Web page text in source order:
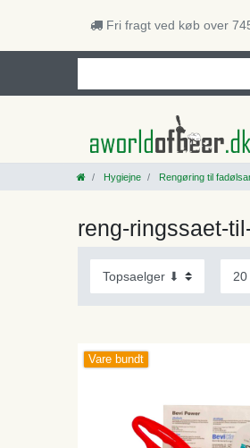
Fri fragt ved køb over
Hygiejne Rengøring til
reng-ringssaet-
Vare bundt